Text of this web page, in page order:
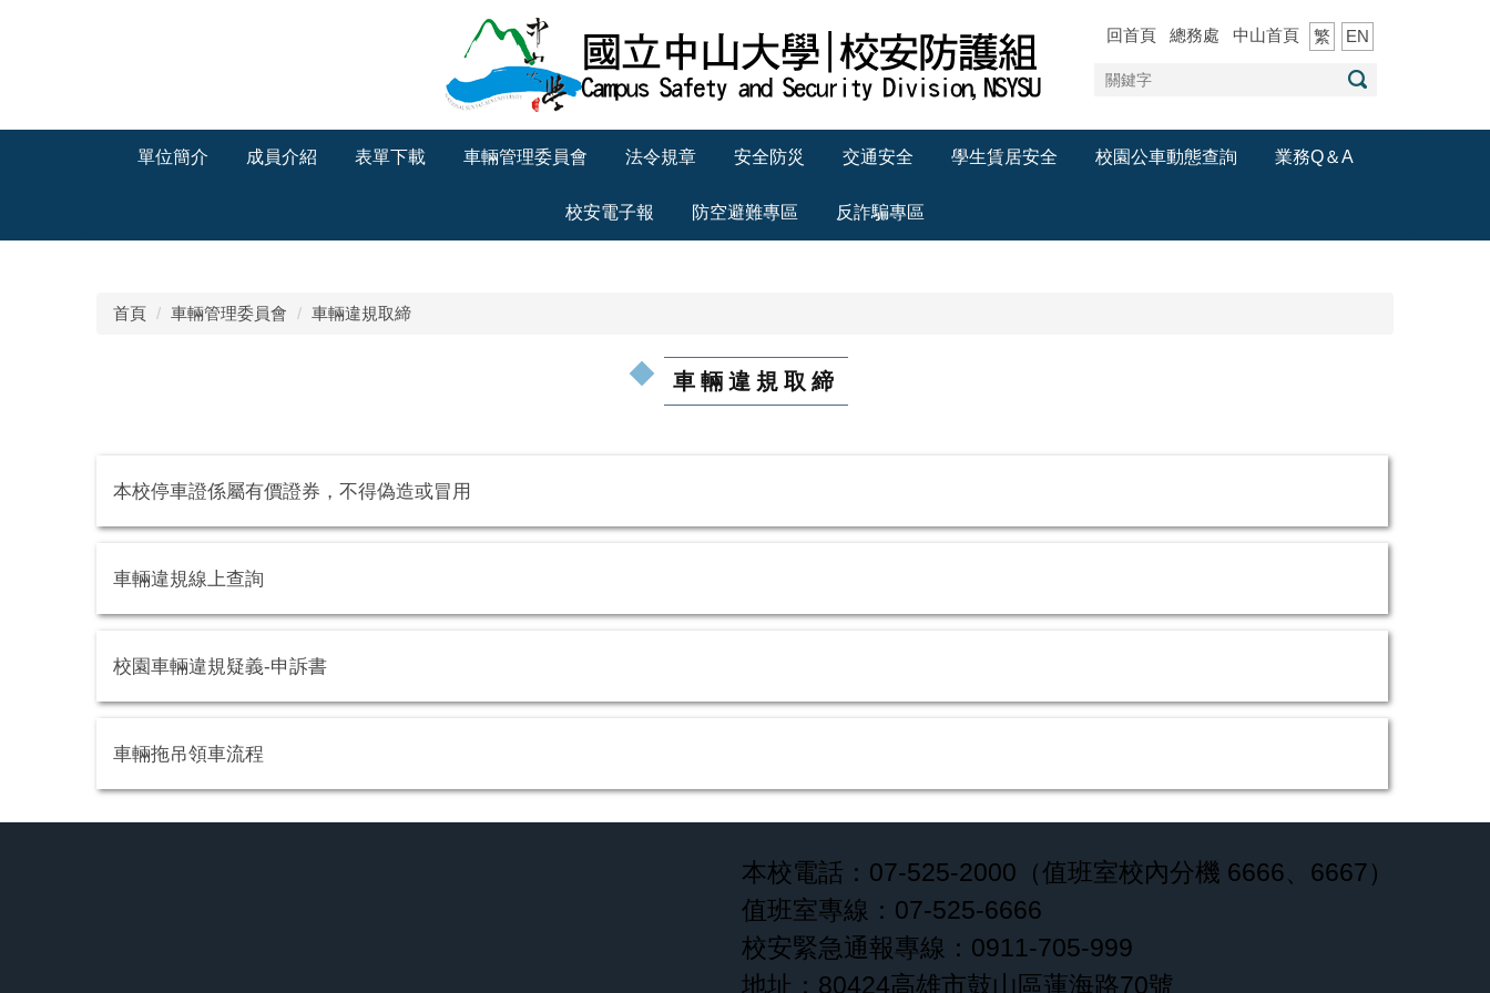
回首頁 總務處 中山首頁 繁 EN
單位簡介 成員介紹 表單下載 車輛管理委員會 法令規章 安全防災 交通安全 學生賃居安全 校園公車動態查詢 業務Q＆A
校安電子報 防空避難專區 反詐騙專區
首頁 車輛管理委員會 車輛違規取締
車輛違規取締
本校停車證係屬有價證券，不得偽造或冒用
車輛違規線上查詢
校園車輛違規疑義-申訴書
車輛拖吊領車流程
本校電話：07-525-2000（值班室校內分機 6666、6667）
值班室專線：07-525-6666
校安緊急通報專線：0911-705-999
地址：80424高雄市鼓山區蓮海路70號